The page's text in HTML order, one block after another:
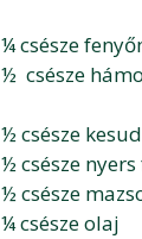
¼ csésze
½ csésze
½ csésze
½ csésze
½ csésze
¼ csésze olaj